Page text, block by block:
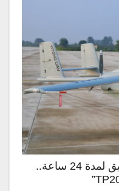
بحمولة طن وقدرة على التحليق لمدة 24 ساعة..